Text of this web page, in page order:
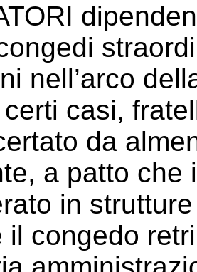
nell’arco
casi,
da
a patto che
in
il congedo